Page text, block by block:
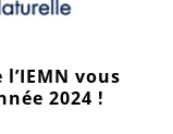
vous
2024 !